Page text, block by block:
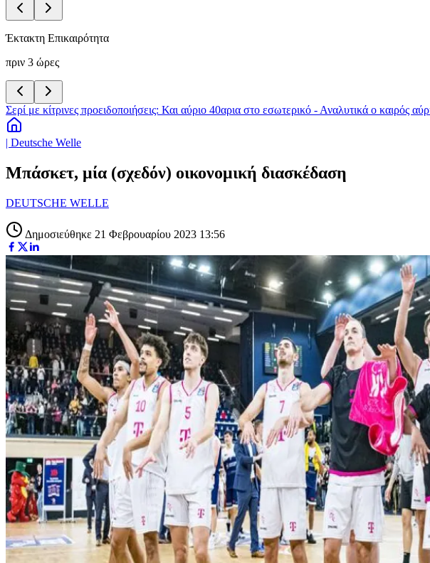
Έκτακτη Επικαιρότητα
πριν 3 ώρες
Σερί με κίτρινες προειδοποιήσεις: Και αύριο 40αρια στο εσωτερικό - Αναλυτικά ο καιρός
| Deutsche Welle
Μπάσκετ, μία (σχεδόν) οικονομική διασκέδαση
DEUTSCHE WELLE
Δημοσιεύθηκε 21 Φεβρουαρίου 2023 13:56